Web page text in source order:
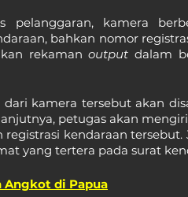
pelanggaran, kamera
bahkan nomor
rekaman output dalam
kamera tersebut akan
petugas akan
kendaraan tersebut.
yang tertera pada surat
Angkot di Papua